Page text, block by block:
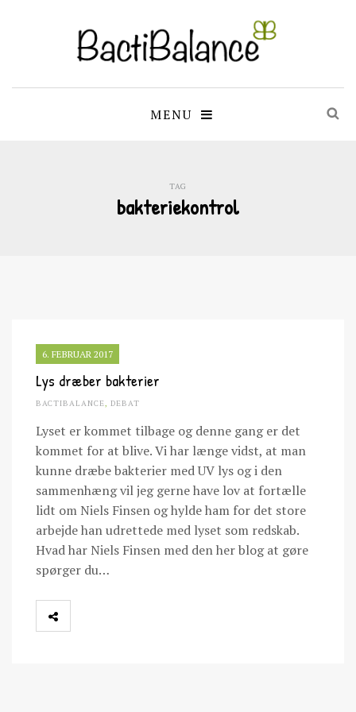
MENU
TAG
bakteriekontrol
6. FEBRUAR 2017
Lys dræber bakterier
BACTIBALANCE, DEBAT
Lyset er kommet tilbage og denne gang er det
kommet for at blive. Vi har længe vidst, at man
kunne dræbe bakterier med UV lys og i den
sammenhæng vil jeg gerne have lov at fortælle
lidt om Niels Finsen og hylde ham for det store
arbejde han udrettede med lyset som redskab.
Hvad har Niels Finsen med den her blog at gøre
spørger du…